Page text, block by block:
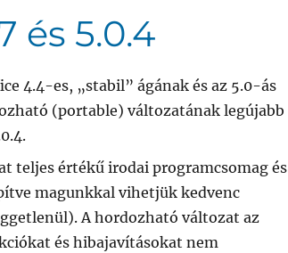
és 5.0.4
4.4-es, „stabil” ágának és az 5.0-ás
(portable) változatának legújabb
teljes értékű irodai programcsomag és
magunkkal vihetjük kedvenc
A hordozható változat az
és hibajavításokat nem